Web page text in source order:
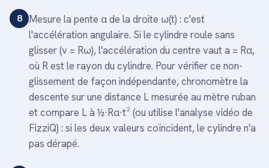
8 Mesure la pente α de la droite ω(t) : c'est
l'accélération angulaire. Si le cylindre roule sans
glisser (v = Rω), l'accélération du centre vaut a = Rα,
où R est le rayon du cylindre. Pour vérifier ce non-
glissement de façon indépendante, chronomètre la
descente sur une distance L mesurée au mètre ruban
et compare L à ½·Rα·t² (ou utilise l'analyse vidéo de
FizziQ) : si les deux valeurs coïncident, le cylindre n'a
pas dérapé.